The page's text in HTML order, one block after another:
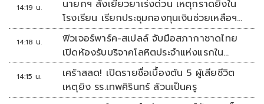
14:19 น.
นายกฯ สั่งเยียวยาเร่งด่วน เหตุกราดยิงใน
โรงเรียน เรียกประชุมกองทุนเงินช่วยเหลือฯ
ทันที
14:18 น.
ฟิวเจอร์พาร์ค-สเปลล์ จับมือสภากาชาดไทย
เปิดห้องรับบริจาคโลหิตประจำแห่งแรกใน
ศูนย์การค้าปทุมธานี
14:15 น.
เศร้าสลด! เปิดรายชื่อเบื้องต้น 5 ผู้เสียชีวิต
เหตุยิง รร.เทพศิรินทร์ ล้วนเป็นครู